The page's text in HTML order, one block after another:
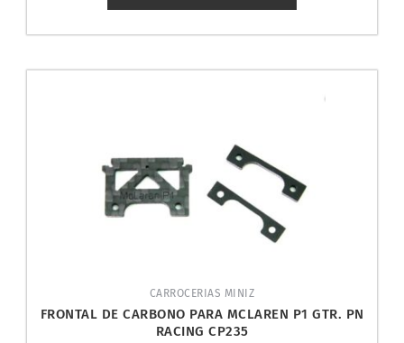
CARROCERIAS MINIZ
FRONTAL DE CARBONO PARA MCLAREN P1 GTR. PN
RACING CP235